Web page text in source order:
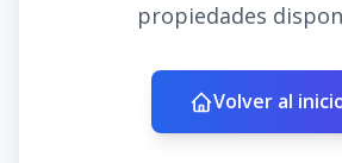
propiedades
Volver al